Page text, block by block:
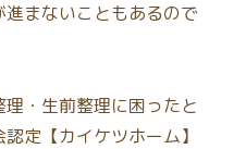
まないこともあるので
・生前整理に困ったと
定【カイケツホーム】